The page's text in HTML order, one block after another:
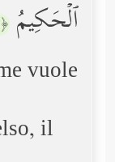
ٱلۡحَكِیمُ ﴿٦﴾
vuole
il